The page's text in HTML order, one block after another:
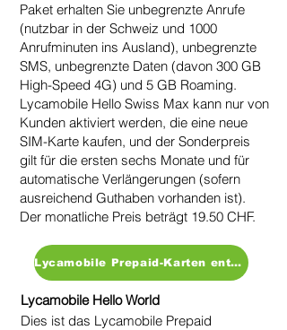
Paket erhalten Sie unbegrenzte Anrufe
(nutzbar in der Schweiz und 1000
Anrufminuten ins Ausland), unbegrenzte
SMS, unbegrenzte Daten (davon 300 GB
High-Speed 4G) und 5 GB Roaming.
Lycamobile Hello Swiss Max kann nur von
Kunden aktiviert werden, die eine neue
SIM-Karte kaufen, und der Sonderpreis
gilt für die ersten sechs Monate und für
automatische Verlängerungen (sofern
ausreichend Guthaben vorhanden ist).
Der monatliche Preis beträgt 19.50 CHF.
Lycamobile Prepaid-Karten entdecken
Lycamobile Hello World
Dies ist das Lycamobile Prepaid